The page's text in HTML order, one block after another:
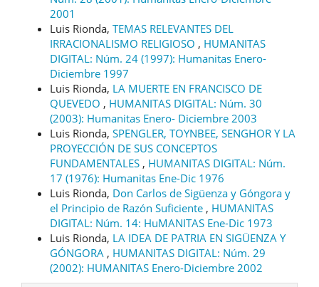
2001
Luis Rionda, TEMAS RELEVANTES DEL
IRRACIONALISMO RELIGIOSO , HUMANITAS
DIGITAL: Núm. 24 (1997): Humanitas Enero-
Diciembre 1997
Luis Rionda, LA MUERTE EN FRANCISCO DE
QUEVEDO , HUMANITAS DIGITAL: Núm. 30
(2003): Humanitas Enero- Diciembre 2003
Luis Rionda, SPENGLER, TOYNBEE, SENGHOR Y LA
PROYECCIÓN DE SUS CONCEPTOS
FUNDAMENTALES , HUMANITAS DIGITAL: Núm.
17 (1976): Humanitas Ene-Dic 1976
Luis Rionda, Don Carlos de Sigüenza y Góngora y
el Principio de Razón Suficiente , HUMANITAS
DIGITAL: Núm. 14: HuMANITAS Ene-Dic 1973
Luis Rionda, LA IDEA DE PATRIA EN SIGÜENZA Y
GÓNGORA , HUMANITAS DIGITAL: Núm. 29
(2002): HUMANITAS Enero-Diciembre 2002